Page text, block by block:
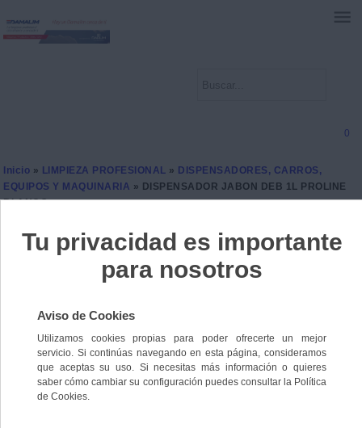
0
Inicio » LIMPIEZA PROFESIONAL » DISPENSADORES, CARROS,
EQUIPOS Y MAQUINARIA » DISPENSADOR JABON DEB 1L PROLINE
BLANCO
DISPENSADOR JABON
DEB 1L PROLINE BLANCO
14,4000 €IVA incl.
IVA no Incl.